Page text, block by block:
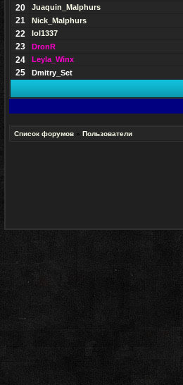
20 Juaquin_Malphurs
21 Nick_Malphurs
22 lol1337
23 DronR
24 Leyla_Winx
25 Dmitry_Set
Список форумов » Пользователи